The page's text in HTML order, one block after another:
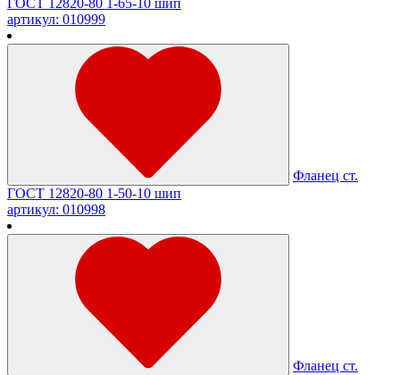
ГОСТ 12820-80 1-65-10 шип
артикул: 010999
Фланец ст.
ГОСТ 12820-80 1-50-10 шип
артикул: 010998
Фланец ст.